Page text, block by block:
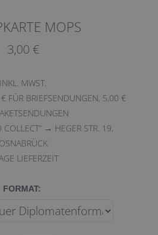
MOPS
3,00 €
INKL. MWST.
FÜR BRIEFSENDUNGEN, 5,00 €
COLLECT“ → HEGER STR. 19,
OSNABRÜCK
LIEFERZEIT
FORMAT: